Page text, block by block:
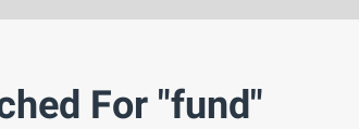
For "fund"